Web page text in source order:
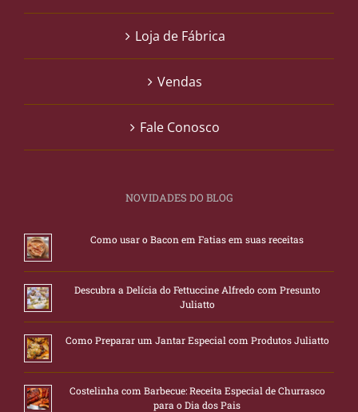
Loja de Fábrica
Vendas
Fale Conosco
NOVIDADES DO BLOG
Como usar o Bacon em Fatias em suas receitas
Descubra a Delícia do Fettuccine Alfredo com Presunto
Juliatto
Como Preparar um Jantar Especial com Produtos Juliatto
Costelinha com Barbecue: Receita Especial de Churrasco
para o Dia dos Pais